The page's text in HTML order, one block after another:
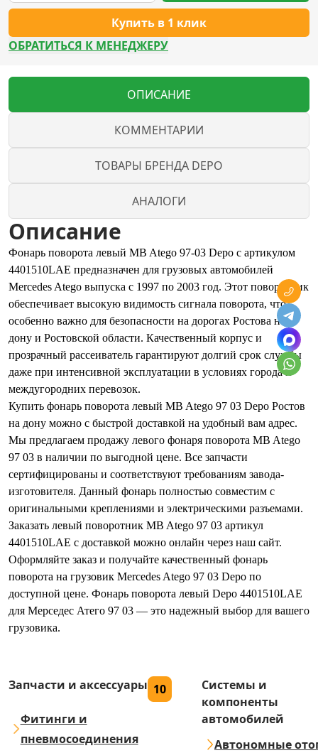
Купить в 1 клик
ОБРАТИТЬСЯ К МЕНЕДЖЕРУ
ОПИСАНИЕ
КОММЕНТАРИИ
ТОВАРЫ БРЕНДА DEPO
АНАЛОГИ
Описание
Фонарь поворота левый MB Atego 97-03 Depo с артикулом
4401510LAE предназначен для грузовых автомобилей
Mercedes Atego выпуска с 1997 по 2003 год. Этот поворотник
обеспечивает высокую видимость сигнала поворота, что
особенно важно для безопасности на дорогах Ростова на
дону и Ростовской области. Качественный корпус и
прозрачный рассеиватель гарантируют долгий срок службы
даже при интенсивной эксплуатации в условиях города и
междугородних перевозок.
Купить фонарь поворота левый MB Atego 97 03 Depo Ростов
на дону можно с быстрой доставкой на удобный вам адрес.
Мы предлагаем продажу левого фонаря поворота MB Atego
97 03 в наличии по выгодной цене. Все запчасти
сертифицированы и соответствуют требованиям завода-
изготовителя. Данный фонарь полностью совместим с
оригинальными креплениями и электрическими разъемами.
Заказать левый поворотник MB Atego 97 03 артикул
4401510LAE с доставкой можно онлайн через наш сайт.
Оформляйте заказ и получайте качественный фонарь
поворота на грузовик Mercedes Atego 97 03 Depo по
доступной цене. Фонарь поворота левый Depo 4401510LAE
для Мерседес Атего 97 03 — это надежный выбор для вашего
грузовика.
Запчасти и аксессуары 10
Фитинги и
пневмосоединения
Системы и
компоненты
автомобилей
Автономные